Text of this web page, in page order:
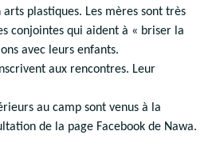
plastiques. Les mères sont très
conjointes qui aident à « briser la
avec leurs enfants.
aux rencontres. Leur
au camp sont venus à la
de la page Facebook de Nawa.